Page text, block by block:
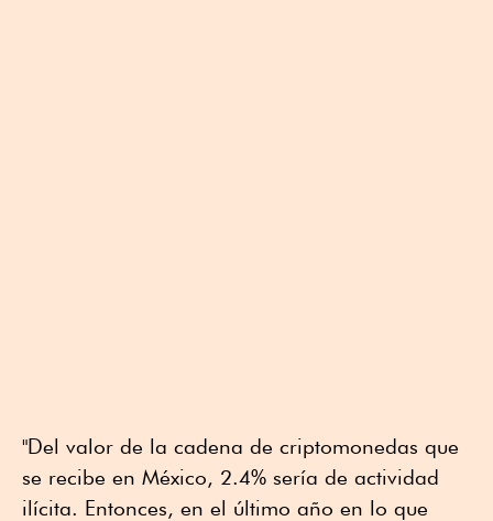
"Del valor de la cadena de criptomonedas que
se recibe en México, 2.4% sería de actividad
ilícita. Entonces, en el último año en lo que